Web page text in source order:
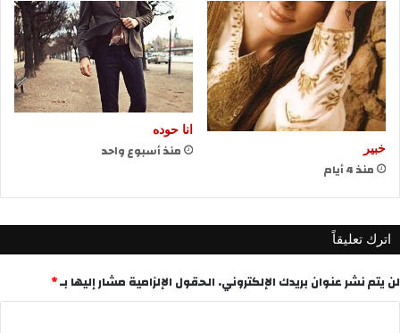
خبير
منذ 4 أيام
انا حوده
منذ أسبوع واحد
اترك تعليقاً
لن يتم نشر عنوان بريدك الإلكتروني. الحقول الإلزامية مشار إليها بـ*